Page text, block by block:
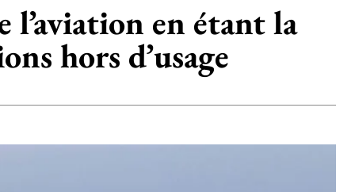
l’aviation en étant la
hors d’usage